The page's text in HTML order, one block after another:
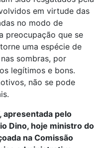
em virtude das
no modo de
preocupação que se
uma espécie de
sombras, por
legítimos e bons.
não se pode
apresentada pelo
Dino, hoje ministro do
na Comissão